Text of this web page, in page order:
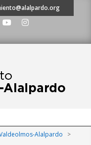
Alalpardo
>